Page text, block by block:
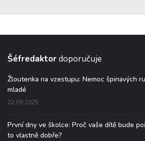
Šéfredaktordoporučuje
Žloutenka na vzestupu: Nemoc špinavých
mladé
22.09.2025
První dny ve školce: Proč vaše dítě bude
to vlastně dobře?